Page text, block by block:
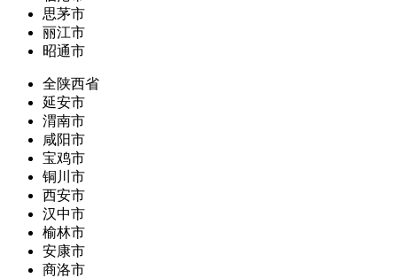
思茅市
丽江市
昭通市
全陕西省
延安市
渭南市
咸阳市
宝鸡市
铜川市
西安市
汉中市
榆林市
安康市
商洛市